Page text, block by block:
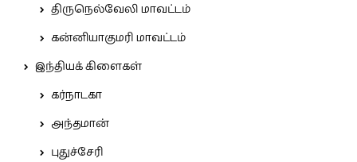
திருநெல்வேலி மாவட்டம்
கன்னியாகுமரி மாவட்டம்
இந்தியக் கிளைகள்
கர்நாடகா
அந்தமான்
புதுச்சேரி